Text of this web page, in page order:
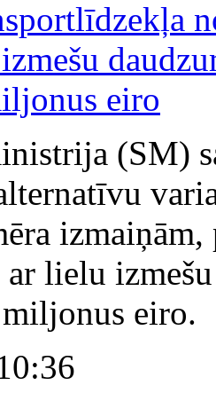
(SM)
lielu
eiro.